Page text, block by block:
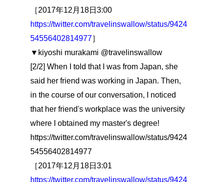
［2017年12月18日3:00
https://twitter.com/travelinswallow/status/9424
54556402814977］
▼kiyoshi murakami @travelinswallow
[2/2] When I told that I was from Japan, she
said her friend was working in Japan. Then,
in the course of our conversation, I noticed
that her friend's workplace was the university
where I obtained my master's degree!
https://twitter.com/travelinswallow/status/9424
54556402814977
［2017年12月18日3:01
https://twitter.com/travelinswallow/status/9424